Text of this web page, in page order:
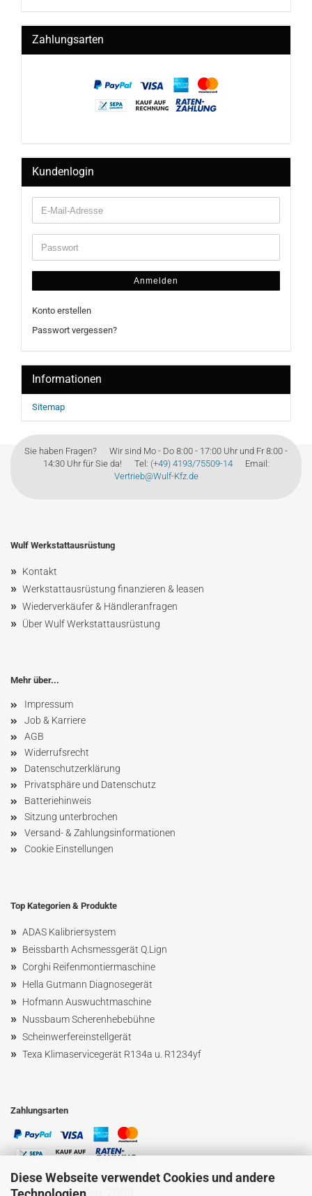
Diese Webseite verwendet Cookies und andere
Zahlungsarten
Kundenlogin
Anmelden
Konto erstellen
Passwort vergessen?
Informationen
Sitemap
Sie haben Fragen? Wir sind Mo - Do 8:00 - 17:00 Uhr und Fr 8:00 -
14:30 Uhr für Sie da! Tel: (+49) 4193/75509-14Email:
Vertrieb@Wulf-Kfz.de
Wulf Werkstattausrüstung
» Kontakt
» Werkstattausrüstung finanzieren & leasen
» Wiederverkäufer & Händleranfragen
» Über Wulf Werkstattausrüstung
Mehr über...
Impressum
Job & Karriere
AGB
Widerrufsrecht
Datenschutzerklärung
Privatsphäre und Datenschutz
Batteriehinweis
Sitzung unterbrochen
Versand- & Zahlungsinformationen
Cookie Einstellungen
Top Kategorien & Produkte
» ADAS Kalibriersystem
» Beissbarth Achsmessgerät Q.Lign
» Corghi Reifenmontiermaschine
» Hella Gutmann Diagnosegerät
» Hofmann Auswuchtmaschine
» NussbaumScherenhebebühne
» Scheinwerfereinstellgerät
» Texa Klimaservicegerät R134a u. R1234yf
Zahlungsarten